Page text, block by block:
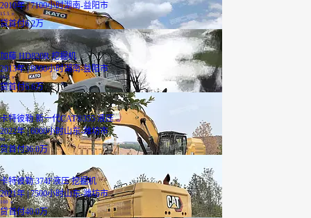
2010年 | 7100小时湖南-益阳市
15.5 万
贷首付6.2万
加藤 HD820R 挖掘机
2013年 | 9000小时湖南-益阳市
16.5 万
贷首付6.6万
卡特彼勒 新一代CAT®355 液压...
2022年 | 6000小时山东-潍坊市
90万
贷首付36.0万
卡特彼勒 374F液压 挖掘机
2021年 | 7500小时山东-潍坊市
100 万
贷首付40.0万